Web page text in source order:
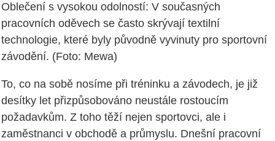
Oblečení s vysokou odolností: V současných
pracovních oděvech se často skrývají textilní
technologie, které byly původně vyvinuty pro sportovní
závodění. (Foto: Mewa)
To, co na sobě nosíme při tréninku a závodech, je již
desítky let přizpůsobováno neustále rostoucím
požadavkům. Z toho těží nejen sportovci, ale i
zaměstnanci v obchodě a průmyslu. Dnešní pracovní